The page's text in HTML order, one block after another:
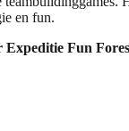
en fun.
Expeditie Fun